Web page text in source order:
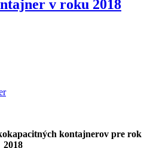
v roku 2018
kontajnerov pre rok
2018